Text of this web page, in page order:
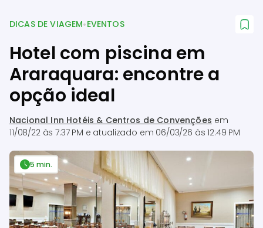
DICAS DE VIAGEM•EVENTOS
Hotel com piscina em
Araraquara: encontre a
opção ideal
Nacional Inn Hotéis & Centros de Convenções em
11/08/22 às 7:37 PM e atualizado em 06/03/26 às 12:49 PM
5 min.